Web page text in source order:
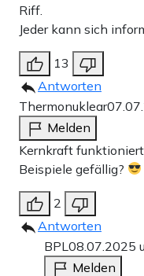
Riff.
Jeder kann sich
13
Antworten
Thermonuklear
Melden
Kernkraft
Beispiele gefällig?
2
Antworten
BPL 08.07.2025
Melden